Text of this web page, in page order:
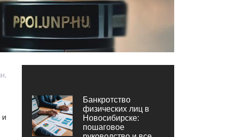
и
Банкротство
физических лиц в
Новосибирске:
пошаговое